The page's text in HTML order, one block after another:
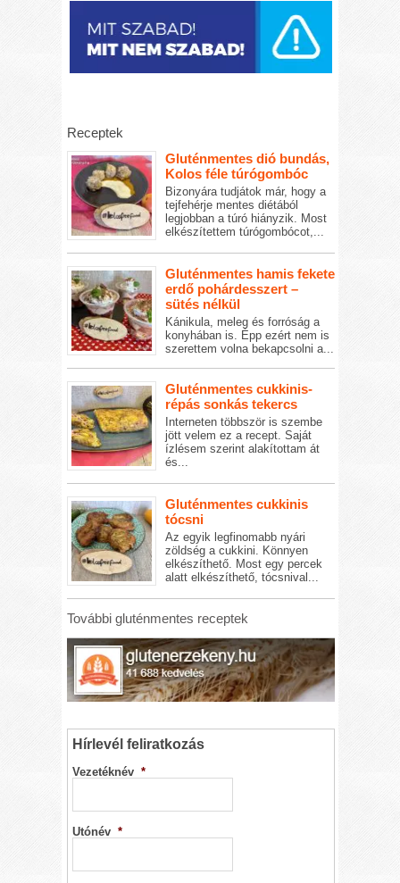
Receptek
Gluténmentes dió bundás,
Kolos féle túrógombóc
Bizonyára tudjátok már, hogy a
tejfehérje mentes diétából
legjobban a túró hiányzik. Most
elkészítettem túrógombócot,...
Gluténmentes hamis fekete
erdő pohárdesszert –
sütés nélkül
Kánikula, meleg és forróság a
konyhában is. Épp ezért nem is
szerettem volna bekapcsolni a...
Gluténmentes cukkinis-
répás sonkás tekercs
Interneten többször is szembe
jött velem ez a recept. Saját
ízlésem szerint alakítottam át
és...
Gluténmentes cukkinis
tócsni
Az egyik legfinomabb nyári
zöldség a cukkini. Könnyen
elkészíthető. Most egy percek
alatt elkészíthető, tócsnival...
További gluténmentes receptek
Hírlevél feliratkozás
Vezetéknév *
Utónév *